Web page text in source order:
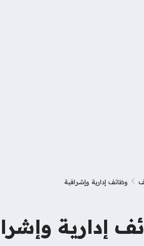
وظائف إدارية وإشرافية
إدارية